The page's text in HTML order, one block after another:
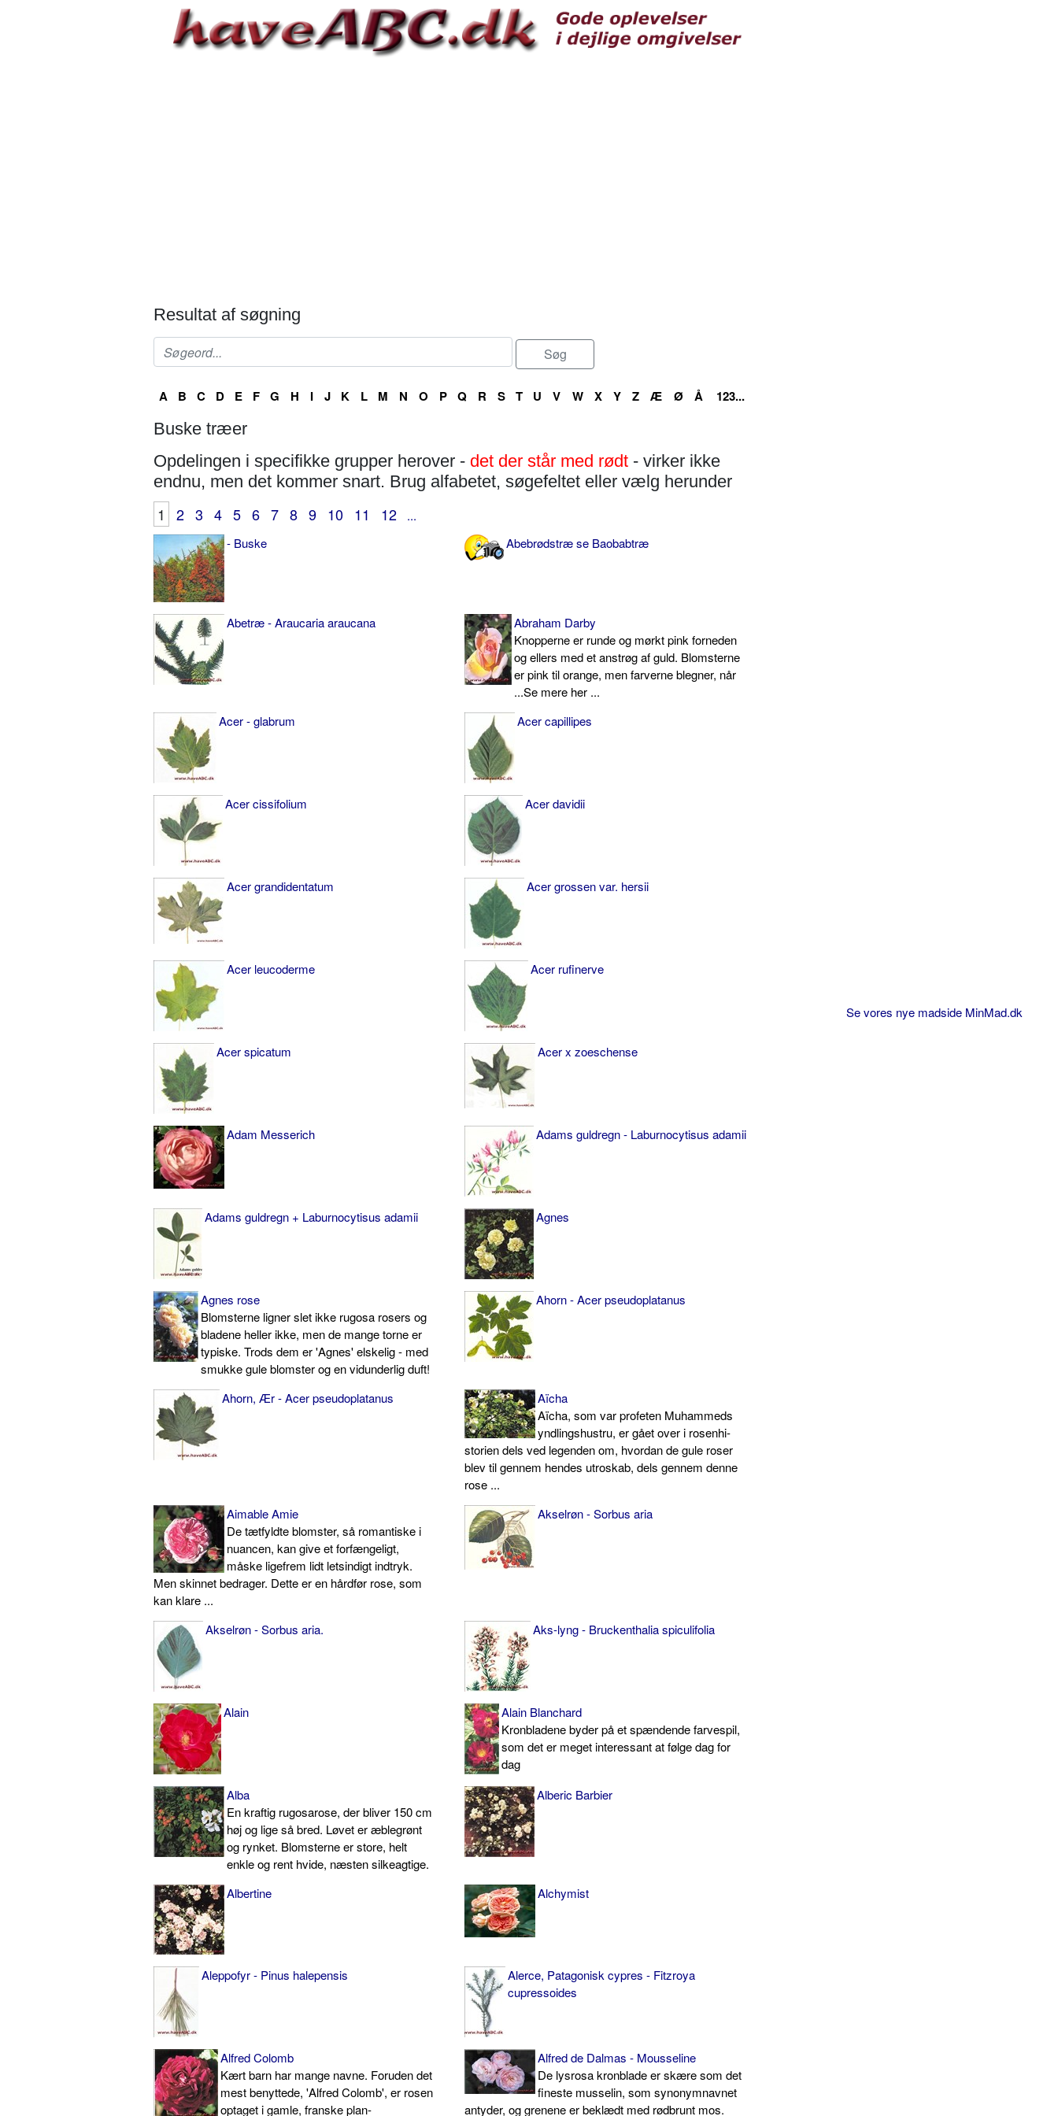
Resultat af søgning
A B C D E F G H I J K L M N O P Q R S T U V W X Y Z Æ Ø Å 123...
Buske træer
Opdelingen i specifikke grupper herover - det der står med rødt - virker ikke
endnu, men det kommer snart. Brug alfabetet, søgefeltet eller vælg herunder
1 2 3 4 5 6 7 8 9 10 11 12
...
- Buske
Abebrødstræ se Baobabtræ
Abetræ - Araucaria araucana
Abraham Darby
Knopperne er runde og mørkt pink forneden
og ellers med et anstrøg af guld. Blomsterne
er pink til orange, men farverne blegner, når
...Se mere her ...
Acer - glabrum
Acer capillipes
Acer cissifolium Acer davidii
Acer grandidentatum Acer grossen var. hersii
Acer leucoderme Acer rufinerve
Acer spicatum Acer x zoeschense
Adam Messerich Adams guldregn - Laburnocytisus adamii
Adams guldregn + Laburnocytisus adamii Agnes
Agnes rose
Blomsterne ligner slet ikke rugosa ro­sers og
bladene heller ikke, men de mange torne er
typiske. Trods dem er 'Agnes' elskelig - med
smukke gule blomster og en vidunderlig duft!
Ahorn - Acer pseudoplatanus
Ahorn, Ær - Acer pseudoplatanus
Aïcha
Aïcha, som var profeten Muhammeds
yndlingshustru, er gået over i rosenhi­
storien dels ved legenden om, hvordan de gule roser
blev til gennem hendes utroskab, dels gennem denne
rose ...
Aimable Amie
De tætfyldte blomster, så romantiske i
nuancen, kan give et forfængeligt,
måske ligefrem lidt letsindigt indtryk.
Men skinnet bedrager. Dette er en hårdfør rose, som
kan klare ...
Akselrøn - Sorbus aria
Akselrøn - Sorbus aria. Aks-lyng - Bruckenthalia spiculifolia
Alain
Alain Blanchard
Kronbladene byder på et spændende farvespil,
som det er meget interessant at følge dag for
dag
Alba
En kraftig rugosarose, der bliver 150 cm
høj og lige så bred. Løvet er æblegrønt
og rynket. Blomsterne er store, helt
enkle og rent hvide, næsten silkeagtige.
Alberic Barbier
Albertine Alchymist
Aleppofyr - Pinus halepensis
Alerce, Patagonisk cypres - Fitzroya
cupressoides
Alfred Colomb
Kært barn har mange navne. Foruden det
mest benyttede, 'Alfred Colomb', er rosen
optaget i gamle, franske plan­
Alfred de Dalmas - Mousseline
De lysrosa kronblade er skære som det
fineste musselin, som synonymnavnet
antyder, og grenene er beklædt med rødbrunt mos.
Se vores nye madside MinMad.dk